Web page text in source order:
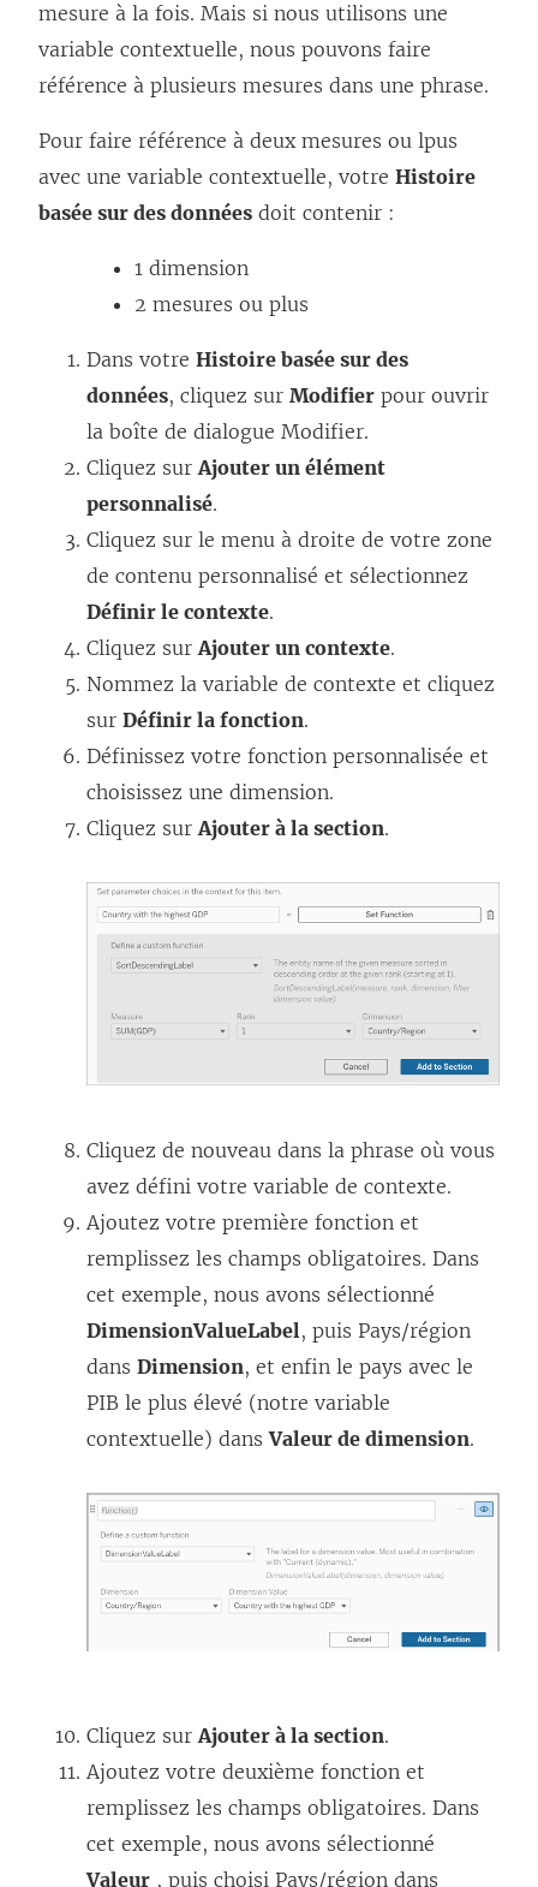
mesure à la fois. Mais si nous utilisons une
variable contextuelle, nous pouvons faire
référence à plusieurs mesures dans une phrase.
Pour faire référence à deux mesures ou lpus
avec une variable contextuelle, votre Histoire
basée sur des données doit contenir :
1 dimension
2 mesures ou plus
Dans votre Histoire basée sur des
données, cliquez sur Modifier pour ouvrir
la boîte de dialogue Modifier.
Cliquez surAjouter un élément
personnalisé.
Cliquez sur le menu à droite de votre zone
de contenu personnalisé et sélectionnez
Définir le contexte.
Cliquez surAjouter un contexte.
Nommez la variable de contexte et cliquez
sur Définir la fonction.
Définissez votre fonction personnalisée et
choisissez une dimension.
Cliquez surAjouter à la section.
Cliquez de nouveau dans la phrase où vous
avez défini votre variable de contexte.
Ajoutez votre première fonction et
remplissez les champs obligatoires. Dans
cet exemple, nous avons sélectionné
DimensionValueLabel, puis Pays/région
dans Dimension, et enfin le pays avec le
PIB le plus élevé (notre variable
contextuelle) dansValeur de dimension.
Cliquez sur Ajouter à la section.
Ajoutez votre deuxième fonction et
remplissez les champs obligatoires. Dans
cet exemple, nous avons sélectionné
Valeur , puis choisi Pays/région dans